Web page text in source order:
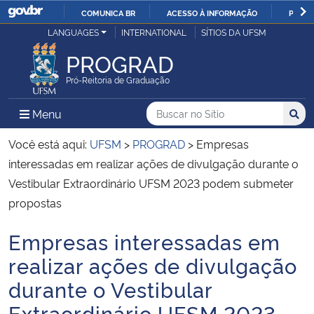
IR
O
COMUNICA BR ACESSO À INFORMAÇÃO
Ministério da Justiça e Segurança Pública
Ministério da Defesa
Ministério das Relações Exteriores
Ministério da Economia
Ministério da Infraestrutura
Ministério da Agricultura, Pecuária e Abastecimento
Ministério da Educação
LANGUAGES INTERNATIONAL SÍTIOS DA UFSM
PROGRAD
Pró-Reitoria de Graduação
Menu Menu Principal do Sítio
Busca
Buscar no no Sítio
Busca:
Você está aqui: UFSM > PROGRAD > Empresas
interessadas em realizar ações de divulgação durante o
Vestibular Extraordinário UFSM 2023 podem submeter
propostas
Início do conteúdo
Empresas interessadas em
realizar ações de divulgação
durante o Vestibular